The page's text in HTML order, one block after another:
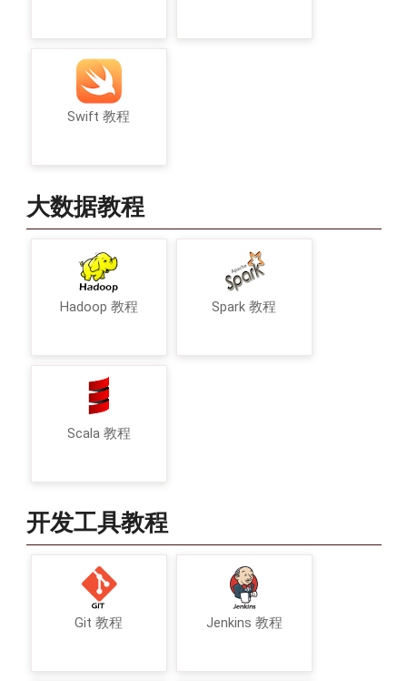
Swift 教程
大数据教程
Hadoop 教程 Spark 教程
Scala 教程
开发工具教程
Git 教程 Jenkins 教程